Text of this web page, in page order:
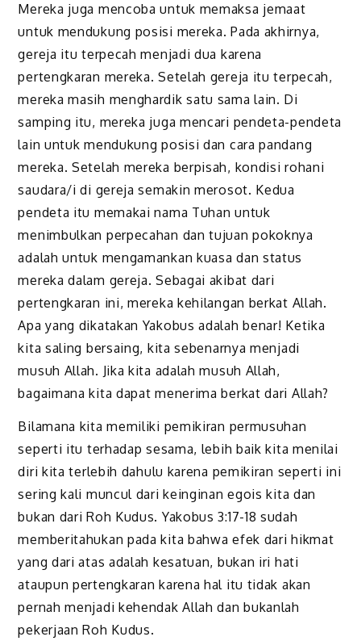
Mereka juga mencoba untuk memaksa jemaat
untuk mendukung posisi mereka. Pada akhirnya,
gereja itu terpecah menjadi dua karena
pertengkaran mereka. Setelah gereja itu terpecah,
mereka masih menghardik satu sama lain. Di
samping itu, mereka juga mencari pendeta-pendeta
lain untuk mendukung posisi dan cara pandang
mereka.Setelah mereka berpisah, kondisi rohani
saudara/i di gereja semakin merosot. Kedua
pendeta itu memakai nama Tuhan untuk
menimbulkan perpecahan dan tujuan pokoknya
adalah untuk mengamankan kuasa dan status
mereka dalam gereja. Sebagai akibat dari
pertengkaran ini, mereka kehilangan berkat Allah.
Apa yang dikatakan Yakobus adalah benar! Ketika
kita saling bersaing, kita sebenarnya menjadi
musuh Allah. Jika kita adalah musuh Allah,
bagaimana kita dapat menerima berkat dari Allah?
Bilamana kita memiliki pemikiran permusuhan
seperti itu terhadap sesama, lebih baik kita menilai
diri kita terlebih dahulu karena pemikiran seperti ini
sering kali muncul dari keinginan egois kita dan
bukan dari Roh Kudus. Yakobus 3:17-18 sudah
memberitahukan pada kita bahwa efek dari hikmat
yang dari atas adalah kesatuan, bukan iri hati
ataupun pertengkaran karena hal itu tidak akan
pernah menjadi kehendak Allah dan bukanlah
pekerjaan Roh Kudus.